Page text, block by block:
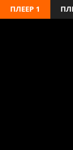
ПЛЕЕР 1